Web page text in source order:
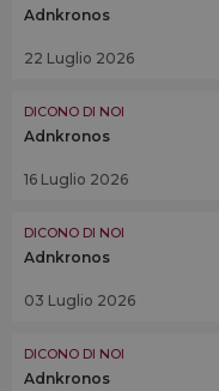
Adnkronos
22 Luglio 2026
DICONO DI NOI
Adnkronos
16 Luglio 2026
DICONO DI NOI
Adnkronos
03 Luglio 2026
DICONO DI NOI
Adnkronos